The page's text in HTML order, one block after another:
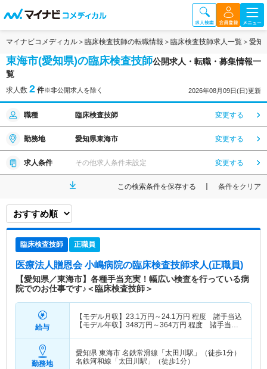
マイナビコメディカル 臨床検査技師の転職情報 臨床検査技師求人一覧 愛知
東海市(愛知県)の臨床検査技師公開求人・転職・募集情報一
覧
求人数 2 件※非公開求人を除く 2026年08月09日(日)更新
職種 臨床検査技師 変更する
勤務地 愛知県東海市 変更する
求人条件 その他求人条件未設定 変更する
この検索条件を保存する 条件をクリア
臨床検査技師 正職員
医療法人贈恩会 小嶋病院の臨床検査技師求人(正職員)
【愛知県／東海市】各種手当充実！幅広い検査を行っている病
院でのお仕事です♪＜臨床検査技師＞
給与
【モデル月収】 23.1万円～24.1万円 程度 諸手当込
【モデル年収】 348万円～364万円 程度 諸手当・
勤務地
愛知県 東海市 名鉄常滑線「太田川駅」（徒歩1分）
名鉄河和線「太田川駅」（徒歩1分）